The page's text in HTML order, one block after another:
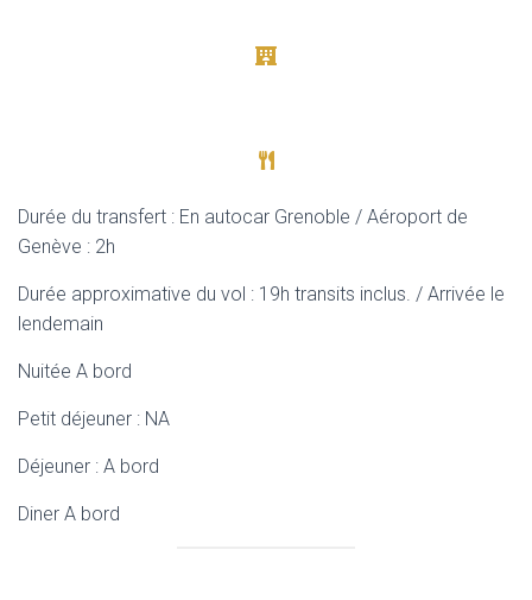
Durée du transfert : En autocar Grenoble / Aéroport de
Genève : 2h
Durée approximative du vol : 19h transits inclus. / Arrivée le
lendemain
Nuitée A bord
Petit déjeuner : NA
Déjeuner : A bord
Diner A bord